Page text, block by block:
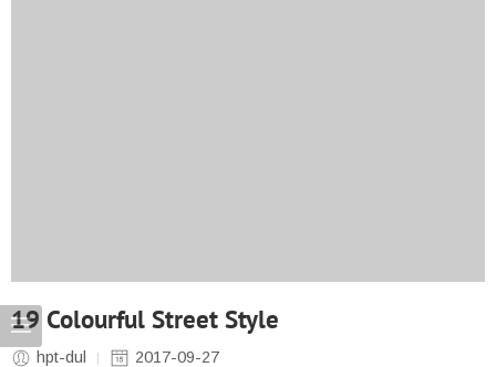
19 Colourful Street Style
hpt-dul 2017-09-27